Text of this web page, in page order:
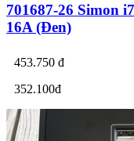
701687-26 Simon
16A (Đen)
453.750 đ
352.100đ